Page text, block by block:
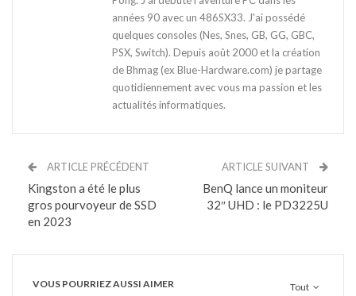
années 90 avec un 486SX33. J'ai possédé
quelques consoles (Nes, Snes, GB, GG, GBC,
PSX, Switch). Depuis août 2000 et la création
de Bhmag (ex Blue-Hardware.com) je partage
quotidiennement avec vous ma passion et les
actualités informatiques.
ARTICLE PRÉCÉDENT
Kingston a été le plus
gros pourvoyeur de SSD
en 2023
ARTICLE SUIVANT
BenQ lance un moniteur
32″ UHD : le PD3225U
Tout
VOUS POURRIEZ AUSSI AIMER